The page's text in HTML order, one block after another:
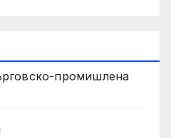
промишлена